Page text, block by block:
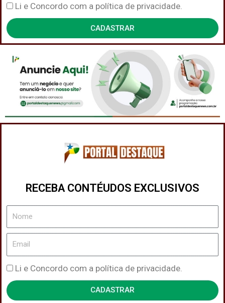
Política
de
Privacidade
Li e Concordo com a política de privacidade.
CADASTRAR
RECEBA CONTÉUDOS EXCLUSIVOS
Nome
Email
Política
de
Privacidade
Li e Concordo com a política de privacidade.
CADASTRAR